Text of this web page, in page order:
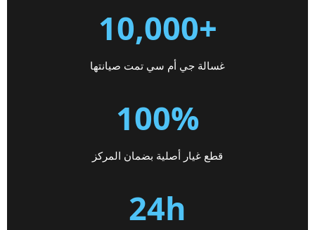
+10,000
غسالة جي أم سي تمت صيانتها
100%
قطع غيار أصلية بضمان المركز
24h